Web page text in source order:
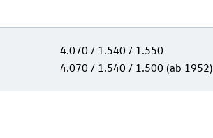
4.070 / 1.540 / 1.550
4.070 / 1.540 / 1.500 (ab 1952)